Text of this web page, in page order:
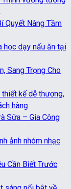
Quyết Nâng Tầm
Sang Trọng Cho
Sữa – Gia Công
Cần Biết Trước